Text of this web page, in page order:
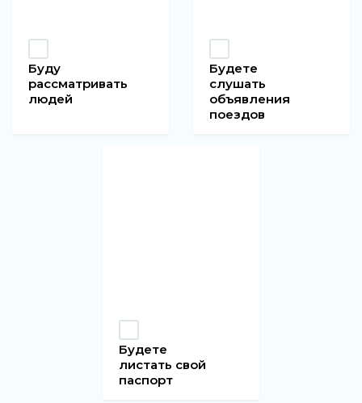
Буду
рассматривать
людей
Будете
слушать
объявления
поездов
Будете
листать свой
паспорт